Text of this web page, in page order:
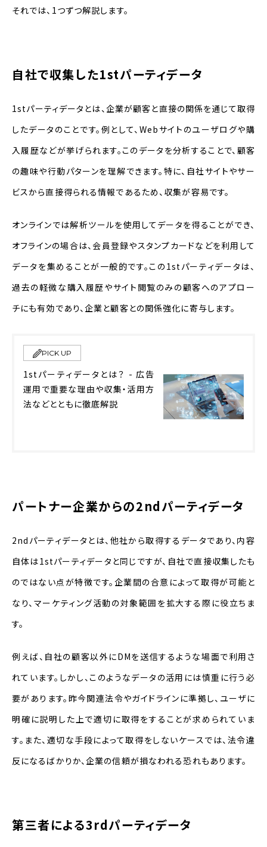
それでは、1つずつ解説します。
自社で収集した1stパーティデータ
1stパーティデータとは、企業が顧客と直接の関係を通じて取得
したデータのことです。例として、Webサイトのユーザログや購
入履歴などが挙げられます。このデータを分析することで、顧客
の趣味や行動パターンを理解できます。特に、自社サイトやサー
ビスから直接得られる情報であるため、収集が容易です。
オンラインでは解析ツールを使用してデータを得ることができ、
オフラインの場合は、会員登録やスタンプカードなどを利用して
データを集めることが一般的です。この1stパーティデータは、
過去の軽微な購入履歴やサイト閲覧のみの顧客へのアプロー
チにも有効であり、企業と顧客との関係強化に寄与します。
PICK UP
1stパーティデータとは？ - 広告
運用で重要な理由や収集・活用方
法などとともに徹底解説
パートナー企業からの2ndパーティデータ
2ndパーティデータとは、他社から取得するデータであり、内容
自体は1stパーティデータと同じですが、自社で直接収集したも
のではない点が特徴です。企業間の合意によって取得が可能と
なり、マーケティング活動の対象範囲を拡大する際に役立ちま
す。
例えば、自社の顧客以外にDMを送信するような場面で利用さ
れています。しかし、このようなデータの活用には慎重に行う必
要があります。昨今関連法令やガイドラインに準拠し、ユーザに
明確に説明した上で適切に取得をすることが求められていま
す。また、適切な手段によって取得をしないケースでは、法令違
反になるばかりか、企業の信頼が損なわれる恐れもあります。
第三者による3rdパーティデータ